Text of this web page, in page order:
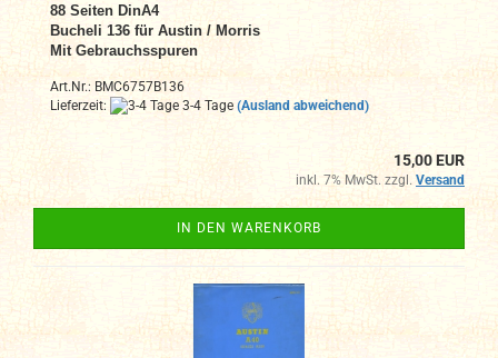
88 Seiten DinA4
Bucheli 136 für Austin / Morris
Mit Gebrauchsspuren
Art.Nr.: BMC6757B136
Lieferzeit:
3-4 Tage (Ausland abweichend)
15,00 EUR
inkl. 7% MwSt. zzgl. Versand
IN DEN WARENKORB